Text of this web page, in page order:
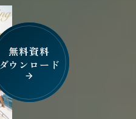
無料資料
ダウンロード
arrow_forward